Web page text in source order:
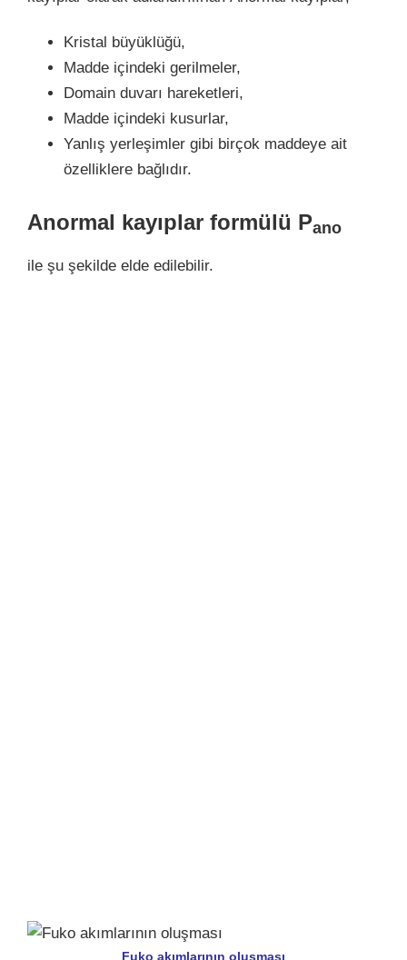
Kristal büyüklüğü,
Madde içindeki gerilmeler,
Domain duvarı hareketleri,
Madde içindeki kusurlar,
Yanlış yerleşimler gibi birçok maddeye ait
özelliklere bağlıdır.
Anormal kayıplar formülü Pano
ile şu şekilde elde edilebilir.
Fuko akımlarının oluşması